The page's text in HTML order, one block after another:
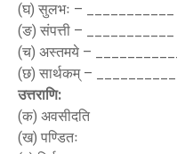
(घ) सुलभः – ___________
(ङ) संपत्ती – ___________
(च) अस्तमये – ___________
(छ) सार्थकम् – ___________
उत्तराणि:
(क) अवसीदति
(ख) पण्डितः